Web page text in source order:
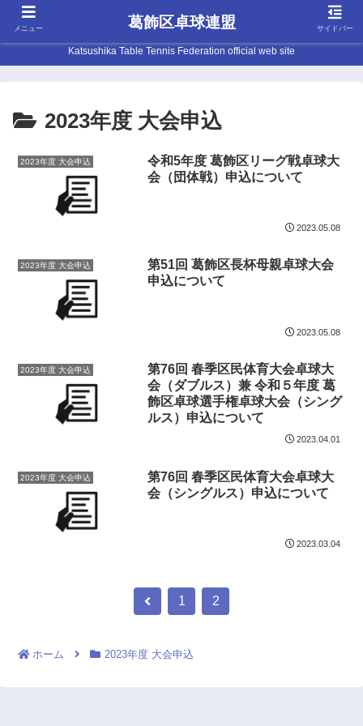
Katsushika Table Tennis Federation official web site
2023年度 大会申込
2023年度 大会申込
令和5年度 葛飾区リーグ戦卓球大
会（団体戦）申込について
2023.05.08
2023年度 大会申込
第51回 葛飾区長杯母親卓球大会
申込について
2023.05.08
2023年度 大会申込
第76回 春季区民体育大会卓球大
会（ダブルス）兼 令和５年度 葛
飾区卓球選手権卓球大会（シング
ルス）申込について
2023.04.01
2023年度 大会申込
第76回 春季区民体育大会卓球大
会（シングルス）申込について
2023.03.04
1 2
ホーム 2023年度 大会申込
メニュー 葛飾区卓球連盟 サイドバー